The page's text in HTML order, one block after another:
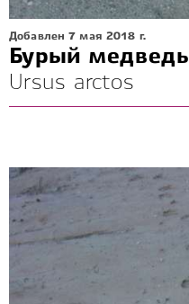
Добавлен 7 мая 2018 г.
Бурый медведь
Ursus arctos